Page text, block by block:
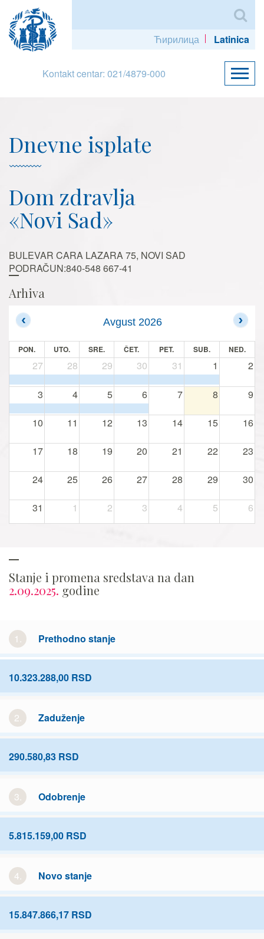
Ћирилица Latinica
Kontakt centar: 021/4879-000
Dnevne isplate
Dom zdravlja
«Novi Sad»
BULEVAR CARA LAZARA 75, NOVI SAD
PODRAČUN:840-548 667-41
Arhiva
Avgust 2026
PON. UTO. SRE. ČET. PET. SUB. NED.
27 28 29 30 31 1 2
3 4 5 6 7 8 9
10 11 12 13 14 15 16
17 18 19 20 21 22 23
24 25 26 27 28 29 30
31 1 2 3 4 5 6
Stanje i promena sredstava na dan
2.09.2025. godine
1. Prethodno stanje
10.323.288,00 RSD
2. Zaduženje
290.580,83 RSD
3. Odobrenje
5.815.159,00 RSD
4. Novo stanje
15.847.866,17 RSD